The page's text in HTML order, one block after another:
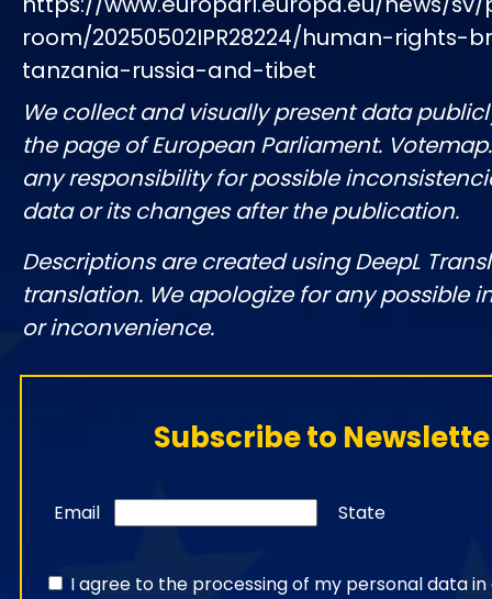
room/20250502IPR28224/human-rights-
tanzania-russia-and-tibet
We collect and visually present data
the page of European Parliament.
any responsibility for possible
data or its changes after the publication.
Descriptions are created using DeepL
translation. We apologize for any possible
or inconvenience.
Subscribe to
Email State
I agree to the processing of my personal data